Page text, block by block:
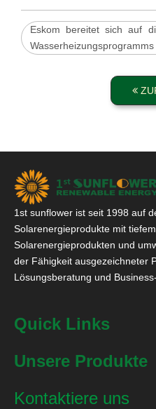
Eskom bereitet sich auf
1st sunflower ist seit 1998 auf
Solarenergieprodukte mit
Solarenergieprodukten und
der Fähigkeit ausgezeichneter
Lösungsberatung und
Quick Links
Unsere Produkte
Kontaktiere uns